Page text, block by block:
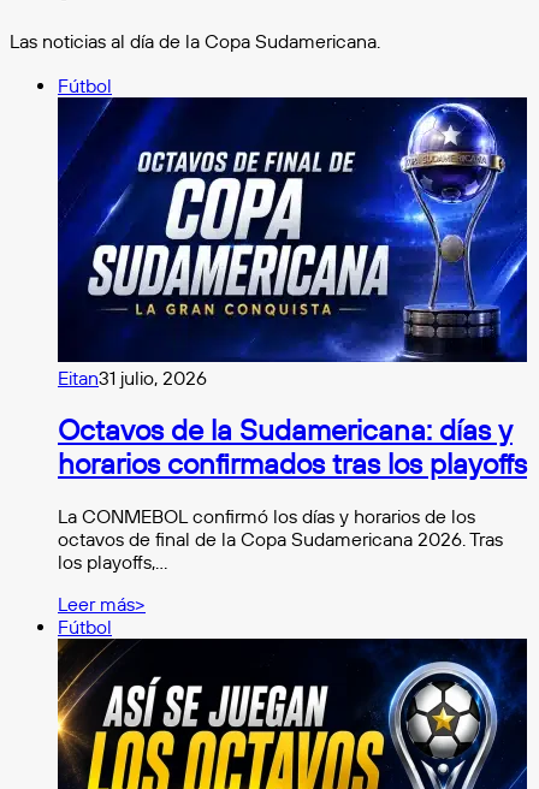
Las noticias al día de la Copa Sudamericana.
Fútbol
Eitan31 julio, 2026
Octavos de la Sudamericana: días y
horarios confirmados tras los playoffs
La CONMEBOL confirmó los días y horarios de los
octavos de final de la Copa Sudamericana 2026. Tras
los playoffs,…
Leer más>
Fútbol